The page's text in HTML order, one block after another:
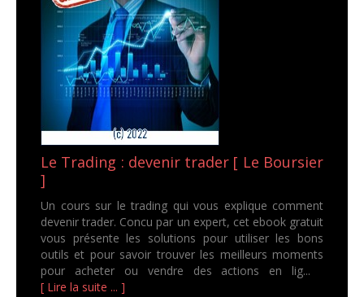
Le Trading : devenir trader [ Le Boursier
]
Un cours sur le trading qui vous explique comment
devenir trader. Concu par un expert, cet ebook gratuit
vous présente les solutions pour utiliser les bons
outils et pour savoir trouver les meilleurs moments
pour acheter ou vendre des actions en lig...
[ Lire la suite ... ]